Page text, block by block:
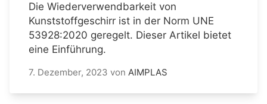
Die Wiederverwendbarkeit von
Kunststoffgeschirr ist in der Norm UNE
53928:2020 geregelt. Dieser Artikel bietet
eine Einführung.
7. Dezember, 2023 von AIMPLAS